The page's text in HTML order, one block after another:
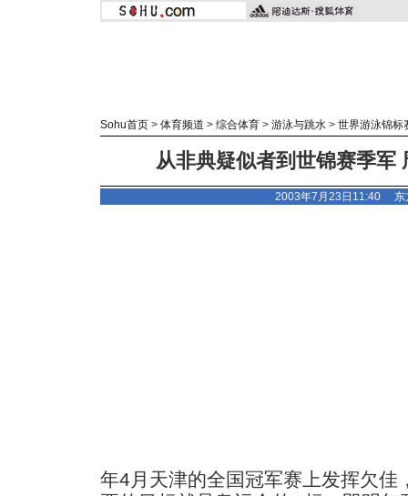
Sohu首页 > 体育频道 > 综合体育 > 游泳与跳水 > 世界游泳锦标
从非典疑似者到世锦赛季军
2003年7月23日11:40 东
年4月天津的全国冠军赛上发挥欠佳